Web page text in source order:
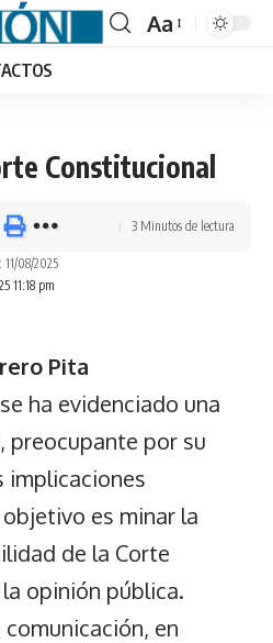
Font
Aa
Constitucional
11:18 pm
11/08/2025
3 Minutos de lectura
Pita
ha evidenciado una
preocupante por su
implicaciones
es minar la
de la Corte
opinión pública.
en